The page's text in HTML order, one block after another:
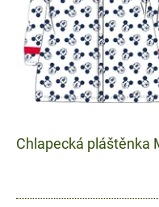
Chlapecká pláštěnka